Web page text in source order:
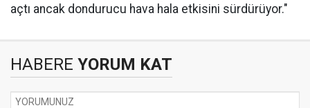
açtı ancak dondurucu hava hala etkisini sürdürüyor."
HABERE YORUM KAT